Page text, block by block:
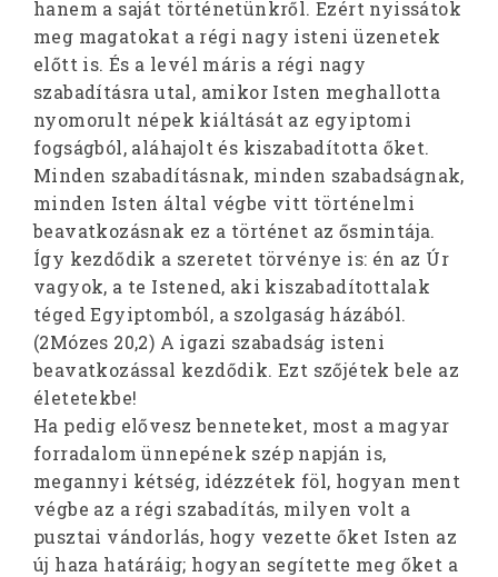
hanem a saját történetünkről. Ezért nyissátok
meg magatokat a régi nagy isteni üzenetek
előtt is. És a levél máris a régi nagy
szabadításra utal, amikor Isten meghallotta
nyomorult népek kiáltását az egyiptomi
fogságból, aláhajolt és kiszabadította őket.
Minden szabadításnak, minden szabadságnak,
minden Isten által végbe vitt történelmi
beavatkozásnak ez a történet az ősmintája.
Így kezdődik a szeretet törvénye is: én az Úr
vagyok, a te Istened, aki kiszabadítottalak
téged Egyiptomból, a szolgaság házából.
(2Mózes 20,2) A igazi szabadság isteni
beavatkozással kezdődik. Ezt szőjétek bele az
életetekbe!
Ha pedig elővesz benneteket, most a magyar
forradalom ünnepének szép napján is,
megannyi kétség, idézzétek föl, hogyan ment
végbe az a régi szabadítás, milyen volt a
pusztai vándorlás, hogy vezette őket Isten az
új haza határáig; hogyan segítette meg őket a